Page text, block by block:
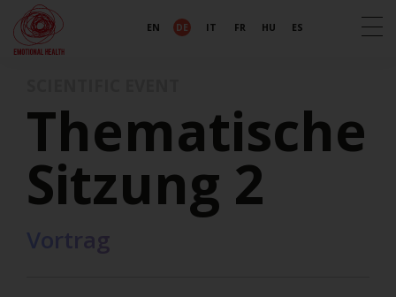
EN DE IT FR HU ES
Thematische
Sitzung 2
Vortrag